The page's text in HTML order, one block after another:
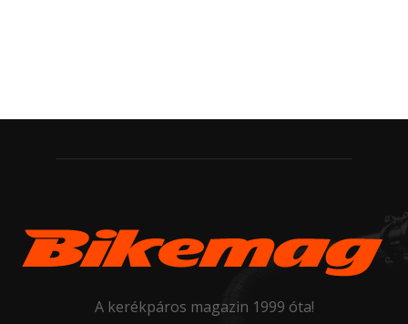
A kerékpáros magazin 1999 óta!